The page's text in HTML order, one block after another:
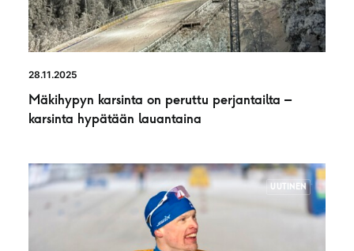
28.11.2025
Mäkihypyn karsinta on peruttu perjantailta –
karsinta hypätään lauantaina
UUTINEN